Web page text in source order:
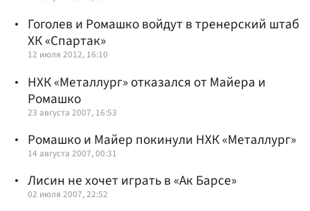
Гоголев и Ромашко войдут в тренерский штаб
ХК «Спартак»
12 июля 2012, 16:10
НХК «Металлург» отказался от Майера и
Ромашко
23 августа 2007, 16:53
Ромашко и Майер покинули НХК «Металлург»
14 августа 2007, 00:31
Лисин не хочет играть в «Ак Барсе»
02 июля 2007, 22:52